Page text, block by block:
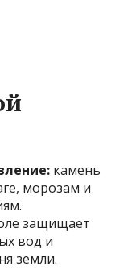
камень
морозам и
защищает
вод и
земли.